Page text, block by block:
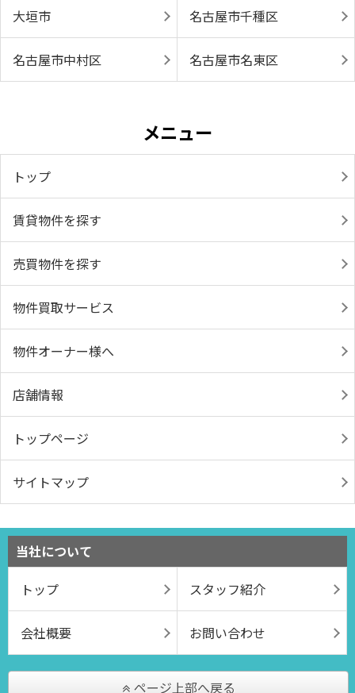
大垣市
名古屋市千種区
名古屋市中村区 名古屋市名東区
メニュー
トップ
賃貸物件を探す
売買物件を探す
物件買取サービス
物件オーナー様へ
店舗情報
トップページ
サイトマップ
当社について
トップ
スタッフ紹介
会社概要 お問い合わせ
ページ上部へ戻る